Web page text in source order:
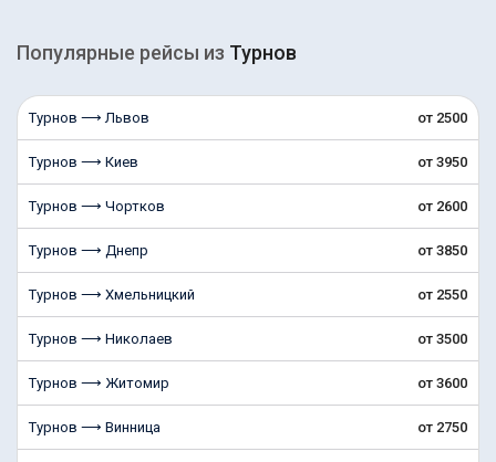
Популярные рейсы из Турнов
Турнов ⟶ Львов от 2500
Турнов ⟶ Киев от 3950
Турнов ⟶ Чортков от 2600
Турнов ⟶ Днепр от 3850
Турнов ⟶ Хмельницкий от 2550
Турнов ⟶ Николаев от 3500
Турнов ⟶ Житомир от 3600
Турнов ⟶ Винница от 2750